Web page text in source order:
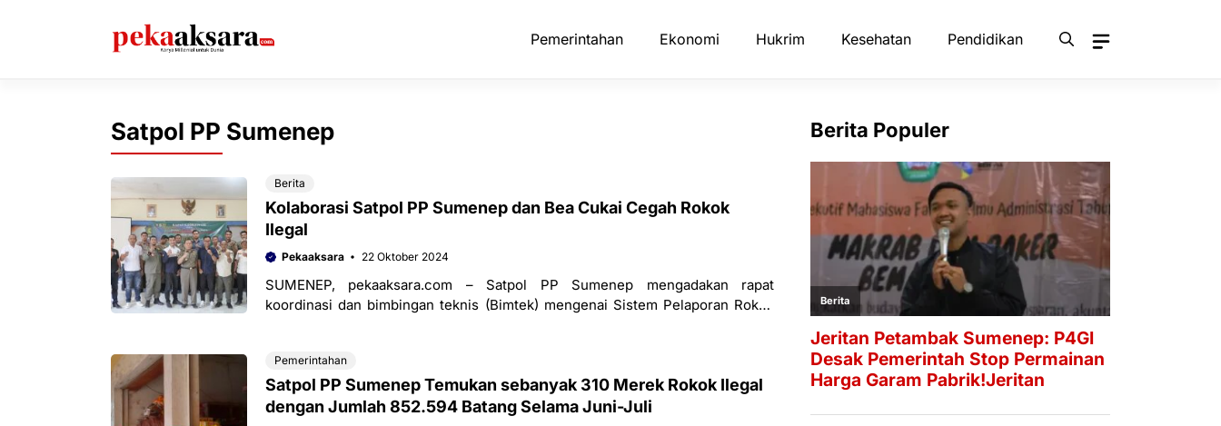
Pemerintahan Ekonomi Hukrim Kesehatan Pendidikan
Satpol PP Sumenep
Berita
Kolaborasi Satpol PP Sumenep dan Bea Cukai Cegah Rokok
Ilegal
Pekaaksara 22 Oktober 2024
SUMENEP, pekaaksara.com – Satpol PP Sumenep mengadakan rapat
koordinasi dan bimbingan teknis (Bimtek) mengenai Sistem Pelaporan Rokok
Pemerintahan
Satpol PP Sumenep Temukan sebanyak 310 Merek Rokok Ilegal
dengan Jumlah 852.594 Batang Selama Juni-Juli
Berita Populer